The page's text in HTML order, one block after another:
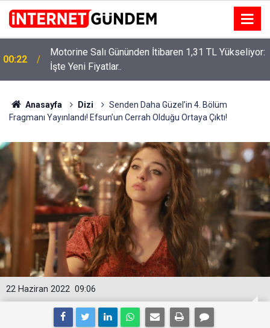
00:22
Motorine Salı Gününden İtibaren 1,31 TL Yükseliyor:
İşte Yeni Fiyatlar..
Anasayfa Dizi
Senden Daha Güzel’in 4. Bölüm
Fragmanı Yayınlandı! Efsun’un Cerrah Olduğu Ortaya Çıktı!
09:06
22 Haziran 2022